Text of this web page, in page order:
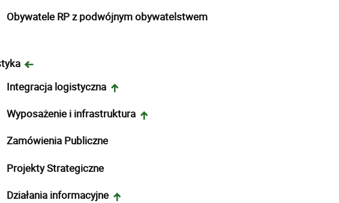
Obywatele RP z podwójnym obywatelstwem
Integracja logistyczna
Wyposażenie i infrastruktura
Zamówienia Publiczne
Projekty Strategiczne
Działania informacyjne